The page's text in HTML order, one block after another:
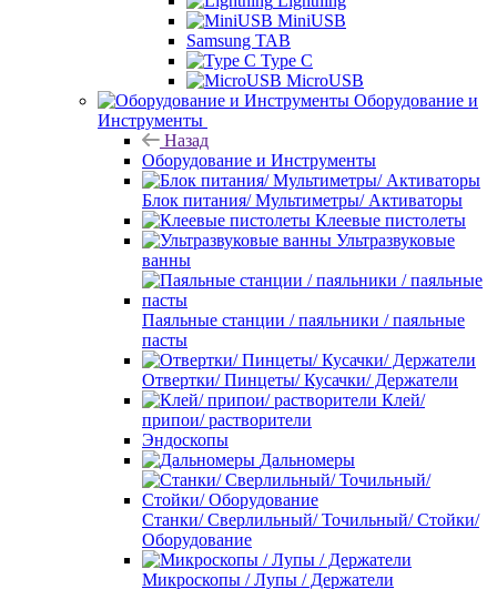
MiniUSB
Samsung TAB
Type C
MicroUSB
Оборудование и
Инструменты
Назад
Оборудование и Инструменты
Блок питания/ Мультиметры/ Активаторы
Клеевые пистолеты
Ультразвуковые
ванны
Паяльные станции / паяльники / паяльные
пасты
Отвертки/ Пинцеты/ Кусачки/ Держатели
Клей/
припои/ растворители
Эндоскопы
Дальномеры
Станки/ Сверлильный/ Точильный/ Стойки/
Оборудование
Микроскопы / Лупы / Держатели